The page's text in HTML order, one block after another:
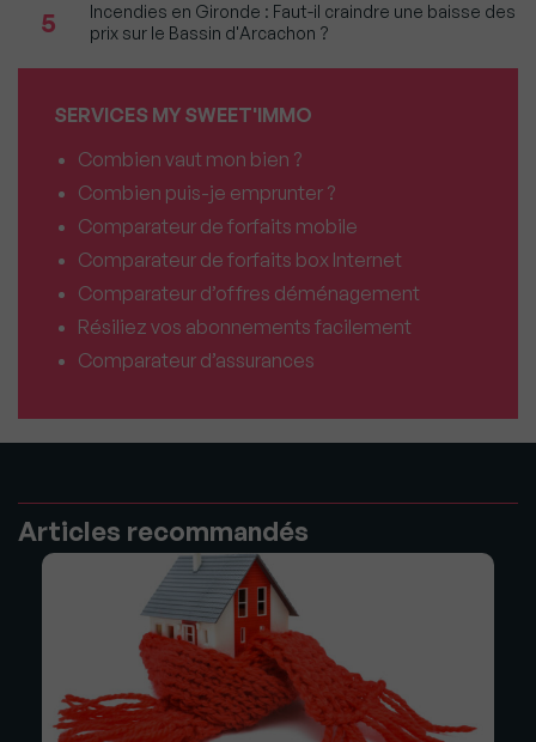
5
Incendies en Gironde : Faut-il craindre une baisse des
prix sur le Bassin d'Arcachon ?
SERVICES MY SWEET'IMMO
Combien vaut mon bien ?
Combien puis-je emprunter ?
Comparateur de forfaits mobile
Comparateur de forfaits box Internet
Comparateur d’offres déménagement
Résiliez vos abonnements facilement
Comparateur d’assurances
Articles recommandés